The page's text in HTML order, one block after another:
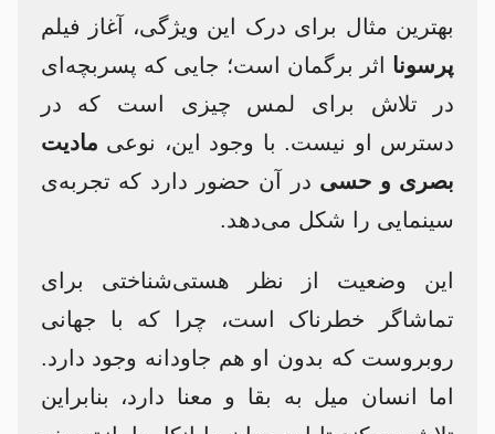
بهترین مثال برای درک این ویژگی، آغاز فیلم
پرسونا اثر برگمان است؛ جایی که پسربچه‌ای
در تلاش برای لمس چیزی است که در
دسترس او نیست. با وجود این، نوعی مادیت
بصری و حسی در آن حضور دارد که تجربه‌ی
سینمایی را شکل می‌دهد.
این وضعیت از نظر هستی‌شناختی برای
تماشاگر خطرناک است، چرا که با جهانی
روبروست که بدون او هم جاودانه وجود دارد.
اما انسان میل به بقا و معنا دارد، بنابراین